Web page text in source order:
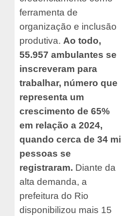
ferramenta de
organização e inclusão
produtiva. Ao todo,
55.957 ambulantes se
inscreveram para
trabalhar, número que
representa um
crescimento de 65%
em relação a 2024,
quando cerca de 34 mil
pessoas se
registraram. Diante da
alta demanda, a
prefeitura do Rio
disponibilizou mais 15